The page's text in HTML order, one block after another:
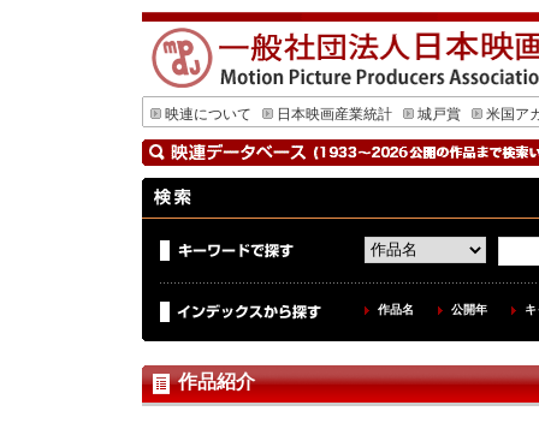
映連について 日本映画産業統計 城戸賞 米国ア
作品名 公開年
作品紹介